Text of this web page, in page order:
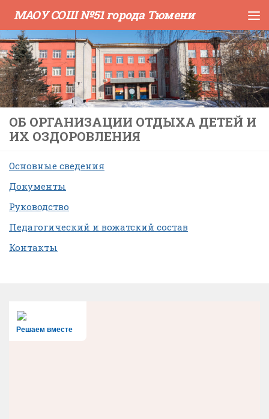
Skip to content
МАОУ СОШ №51 города Тюмени
ОБ ОРГАНИЗАЦИИ ОТДЫХА ДЕТЕЙ И
ИХ ОЗДОРОВЛЕНИЯ
Основные сведения
Документы
Руководство
Педагогический и вожатский состав
Контакты
Решаем вместе